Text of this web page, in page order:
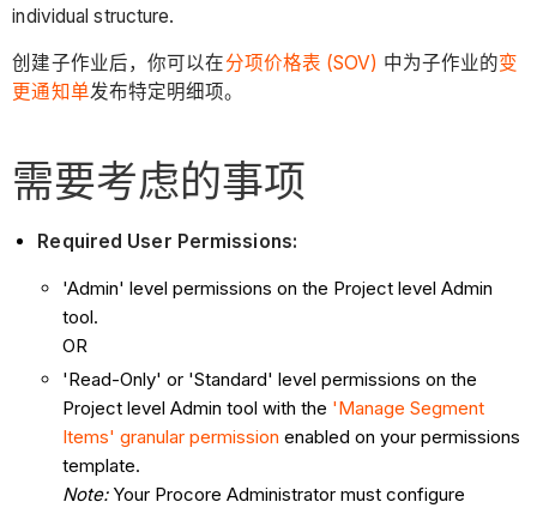
individual structure.
创建子作业后，你可以在分项价格表 (SOV) 中为子作业的变
更通知单发布特定明细项。
需要考虑的事项
Required User Permissions:
'Admin' level permissions on the Project level Admin
tool.
OR
'Read-Only' or 'Standard' level permissions on the
Project level Admin tool with the 'Manage Segment
Items' granular permission enabled on your permissions
template.
Note:Your Procore Administrator must configure